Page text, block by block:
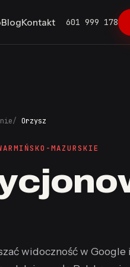
BlogKontakt 601 999 178
Orzysz
MAZURSKIE
widoczność w Google